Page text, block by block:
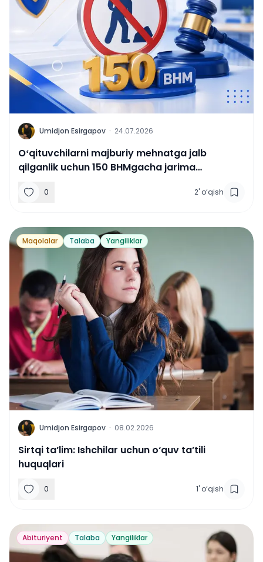
U Umidjon Esirgapov · 24.07.2026
Oʻqituvchilarni majburiy mehnatga jalb
qilganlik uchun 150 BHMgacha jarima
0 2' o‘qish
Maqolalar Talaba Yangiliklar
U Umidjon Esirgapov · 08.02.2026
Sirtqi taʼlim: Ishchilar uchun o‘quv taʼtili
huquqlari
0 1' o‘qish
Abituriyent Talaba Yangiliklar